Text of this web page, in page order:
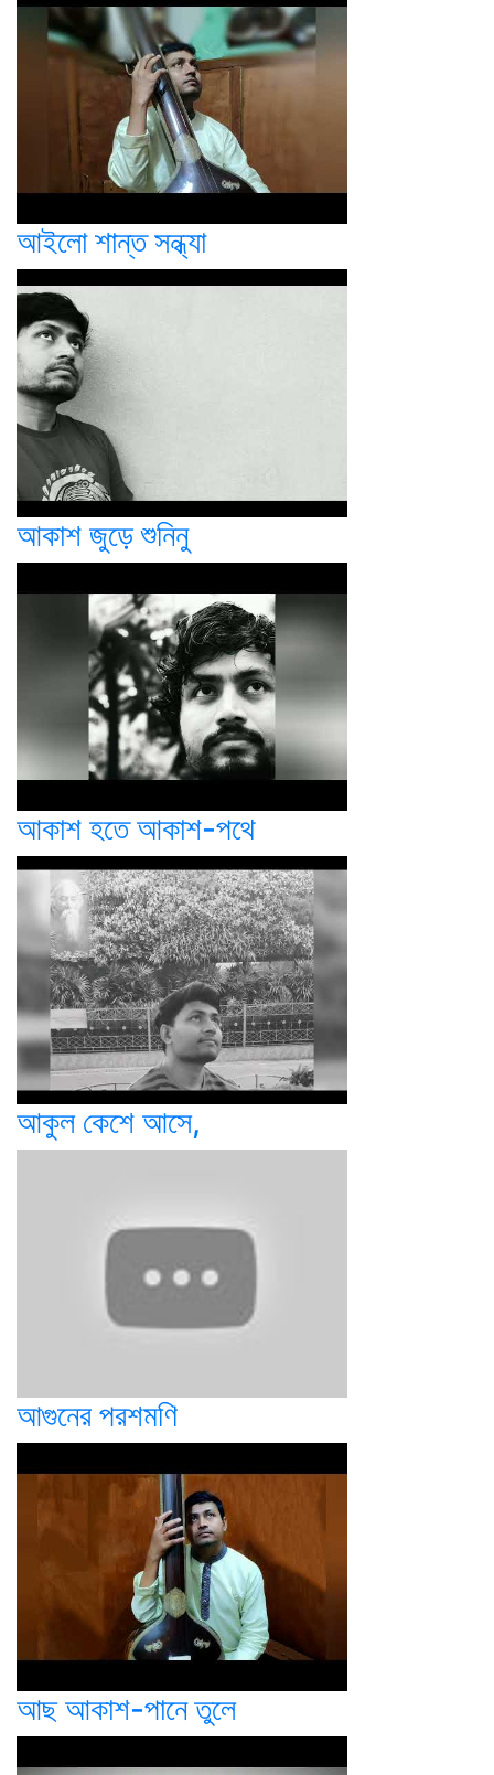
আইলো শান্ত সন্ধ্যা
আকাশ জুড়ে শুনিনু
আকাশ হতে আকাশ-পথে
আকুল কেশে আসে,
আগুনের পরশমণি
আছ আকাশ-পানে তুলে